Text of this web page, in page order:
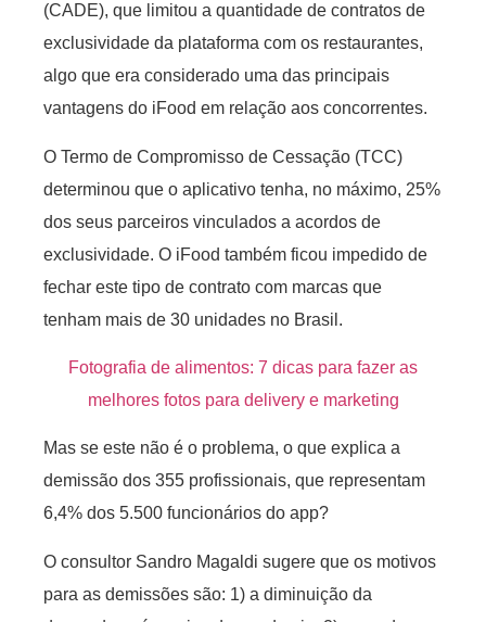
(CADE), que limitou a quantidade de contratos de
exclusividade da plataforma com os restaurantes,
algo que era considerado uma das principais
vantagens do iFood em relação aos concorrentes.
O Termo de Compromisso de Cessação (TCC)
determinou que o aplicativo tenha, no máximo, 25%
dos seus parceiros vinculados a acordos de
exclusividade. O iFood também ficou impedido de
fechar este tipo de contrato com marcas que
tenham mais de 30 unidades no Brasil.
Fotografia de alimentos: 7 dicas para fazer as
melhores fotos para delivery e marketing
Mas se este não é o problema, o que explica a
demissão dos 355 profissionais, que representam
6,4% dos 5.500 funcionários do app?
O consultor Sandro Magaldi sugere que os motivos
para as demissões são: 1) a diminuição da